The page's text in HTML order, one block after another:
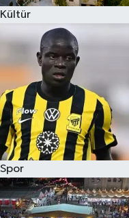
Kültür
Spor